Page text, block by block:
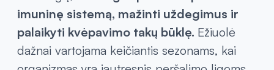
imuninę sistemą, mažinti uždegimus ir
palaikyti kvėpavimo takų būklę. Ežiuolė
dažnai vartojama keičiantis sezonams, kai